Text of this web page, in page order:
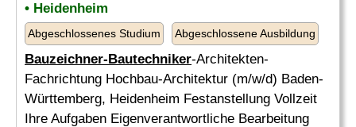
• Heidenheim
Abgeschlossenes Studium Abgeschlossene Ausbildung
Bauzeichner-Bautechniker-Architekten-
Fachrichtung Hochbau-Architektur (m/w/d) Baden-
Württemberg, Heidenheim Festanstellung Vollzeit
Ihre Aufgaben Eigenverantwortliche Bearbeitung